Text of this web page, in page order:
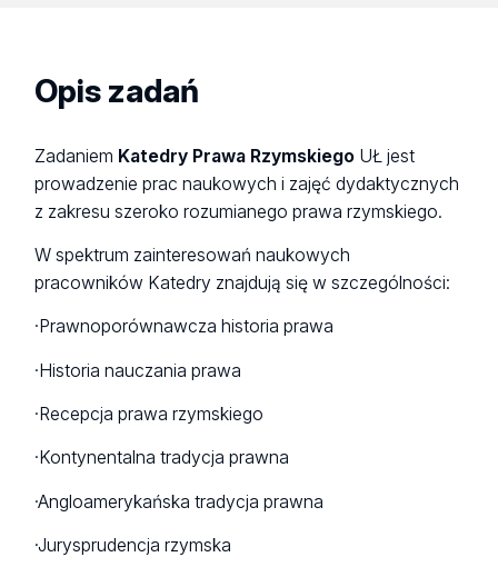
Opis zadań
Zadaniem Katedry Prawa Rzymskiego UŁ jest
prowadzenie prac naukowych i zajęć dydaktycznych
z zakresu szeroko rozumianego prawa rzymskiego.
W spektrum zainteresowań naukowych
pracowników Katedry znajdują się w szczególności:
·Prawnoporównawcza historia prawa
·Historia nauczania prawa
·Recepcja prawa rzymskiego
·Kontynentalna tradycja prawna
·Angloamerykańska tradycja prawna
·Jurysprudencja rzymska